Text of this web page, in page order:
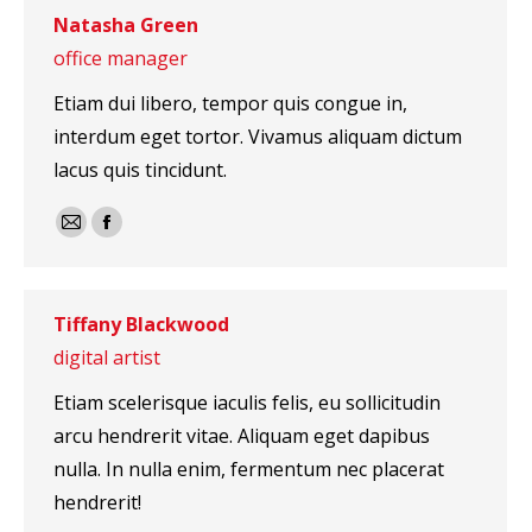
Natasha Green
office manager
Etiam dui libero, tempor quis congue in,
interdum eget tortor. Vivamus aliquam dictum
lacus quis tincidunt.
E-
Facebook
Tiffany Blackwood
digital artist
Etiam scelerisque iaculis felis, eu sollicitudin
arcu hendrerit vitae. Aliquam eget dapibus
nulla. In nulla enim, fermentum nec placerat
hendrerit!